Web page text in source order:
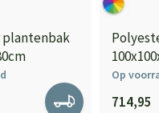
plantenbak
Op
714,95